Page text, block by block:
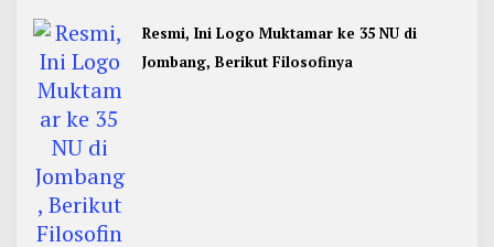
Resmi, Ini Logo Muktamar ke 35 NU di
Jombang, Berikut Filosofinya